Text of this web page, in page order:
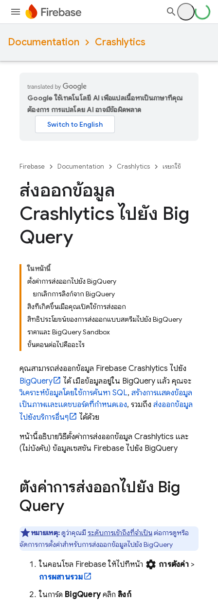
Documentation Crashlytics
Google ใช้เทคโนโลยี AI เพื่อแปลเนื้อหาเป็นภาษาที่คุณ
ต้องการ การแปลโดย AI อาจมีข้อผิดพลาด
Firebase Documentation Crashlytics เรียกใช้
ส่งออกข้อมูล
Crashlytics ไปยัง Big
Query
ในหน้านี้
ตั้งค่าการส่งออกไปยัง BigQuery
ยกเลิกการลิงก์จาก BigQuery
สิ่งที่เกิดขึ้นเมื่อคุณเปิดใช้การส่งออก
สิทธิประโยชน์ของการส่งออกแบบสตรีมไปยัง BigQuery
ราคาและ BigQuery Sandbox
ขั้นตอนต่อไปคืออะไร
คุณสามารถส่งออกข้อมูล Firebase Crashlytics ไปยัง
BigQuery
ได้ เมื่อข้อมูลอยู่ใน BigQuery แล้ว คุณจะ
วิเคราะห์ข้อมูลโดยใช้การค้นหา SQL, สร้างการแสดงข้อมูล
เป็นภาพและแดชบอร์ดที่กำหนดเอง, รวมถึง ส่งออกข้อมูล
ไปยังบริการอื่นๆ
ได้ด้วย
หน้านี้อธิบายวิธีตั้งค่าการส่งออกข้อมูล Crashlytics และ
(ไม่บังคับ) ข้อมูลเซสชัน Firebase ไปยัง BigQuery
ตั้งค่าการส่งออกไปยัง Big
Query
หมายเหตุ:ดูว่าคุณมี ระดับการเข้าถึงที่จำเป็นต่อการดูหรือ
จัดการการตั้งค่าสําหรับการส่งออกข้อมูลไปยัง BigQuery
ในคอนโซล Firebase ให้ไปที่หน้า settings การตั้งค่า>
การผสานรวม
ในการ์ด BigQueryคลิก ลิงก์